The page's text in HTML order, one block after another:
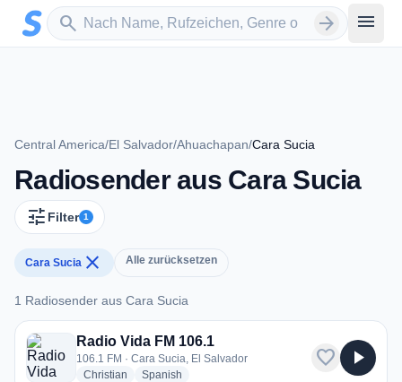
Zum Hauptinhalt springen
search
Sender suchen arrow_forward menu
Central America/El Salvador/Ahuachapan/Cara Sucia
Radiosender aus Cara Sucia
tune Filter 1
Cara Sucia close Alle zurücksetzen
1 Radiosender aus Cara Sucia
1 Radiosender aus Cara Sucia
Radio Vida FM 106.1
106.1 FM · Cara Sucia, El Salvador
Christian radio stations
Spanish
favorite play_arrow